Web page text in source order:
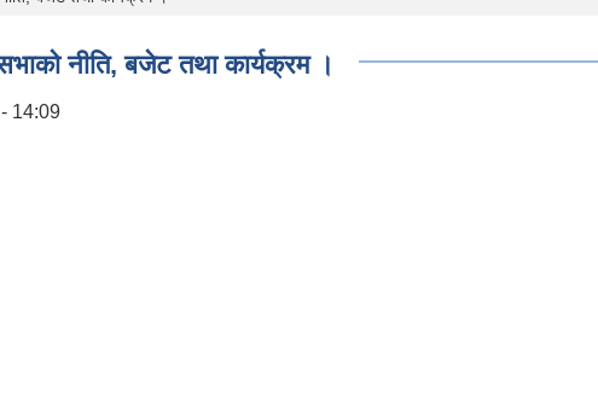
नीति, बजेट तथा कार्यक्रम ।
14:09